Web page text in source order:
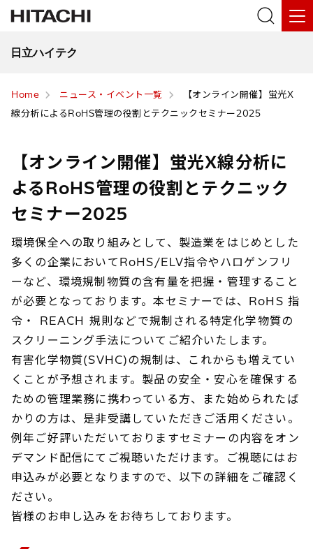
日立ハイテク
Home ニュース・イベント一覧
【オンライン開催】蛍光X
線分析によるRoHS管理の役割とテクニックセミナー2025
【オンライン開催】蛍光X線分析に
よるRoHS管理の役割とテクニック
セミナー2025
環境保全への取り組みとして、製造業をはじめとした
多くの企業においてRoHS/ELV指令やハロゲンフリ
ーなど、環境規制物質の含有量を把握・管理すること
が必要となっております。本セミナーでは、RoHS 指
令・ REACH 規則などで規制される特定化学物質の
スクリーニング手法についてご紹介いたします。
有害化学物質(SVHC)の規制は、これからも増えてい
くことが予想されます。製品の安全・安心を確保する
ための管理業務に携わっている方、また始められたば
かりの方は、是非受講していただきご活用ください。
例年ご好評いただいておりますセミナーの内容をオン
デマンド配信にてご視聴いただけます。ご視聴にはお
申込みが必要となりますので、以下の詳細をご確認く
ださい。
皆様のお申し込みをお待ちしております。